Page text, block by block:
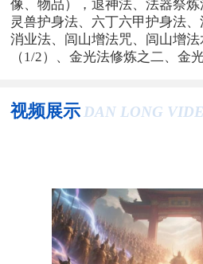
像、物品），退神法、法器祭
灵兽护身法、六丁六甲护身法
消业法、闾山增法咒、闾山增
（1/2）、金光法修炼之二、金
视频展示 DAN LONG